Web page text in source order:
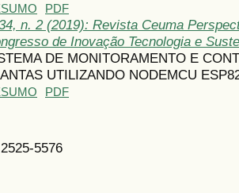
PDF
n. 2 (2019): Revista Ceuma
de Inovação Tecnologia e
DE MONITORAMENTO E
UTILIZANDO NODEMCU
PDF
5576